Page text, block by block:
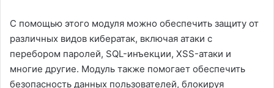
С помощью этого модуля можно обеспечить защиту от
различных видов кибератак, включая атаки с
перебором паролей, SQL-инъекции, XSS-атаки и
многие другие. Модуль также помогает обеспечить
безопасность данных пользователей, блокируя